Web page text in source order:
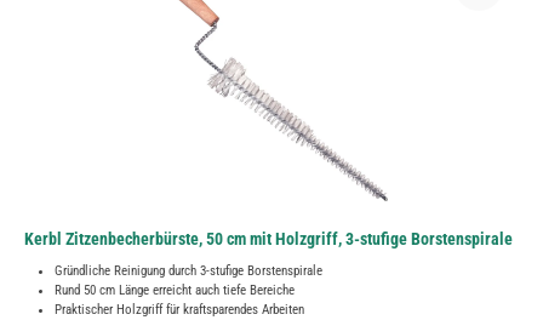
Kerbl Zitzenbecherbürste, 50 cm mit Holzgriff, 3-stufige Borstenspirale
Gründliche Reinigung durch 3-stufige Borstenspirale
Rund 50 cm Länge erreicht auch tiefe Bereiche
Praktischer Holzgriff für kraftsparendes Arbeiten